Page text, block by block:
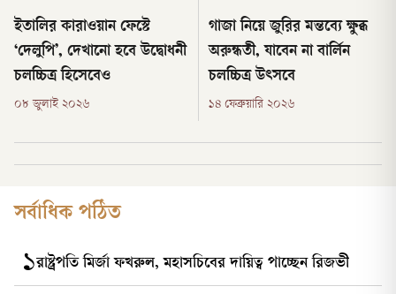
ইতালির কারাওয়ান ফেস্টে
‘দেলুপি’, দেখানো হবে উদ্বোধনী
চলচ্চিত্র হিসেবেও
০৮ জুলাই ২০২৬
গাজা নিয়ে জুরির মন্তব্যে ক্ষুব্ধ
অরুন্ধতী, যাবেন না বার্লিন
চলচ্চিত্র উৎসবে
১৪ ফেব্রুয়ারি ২০২৬
সর্বাধিক পঠিত
১রাষ্ট্রপতি মির্জা ফখরুল, মহাসচিবের দায়িত্ব পাচ্ছেন রিজভী